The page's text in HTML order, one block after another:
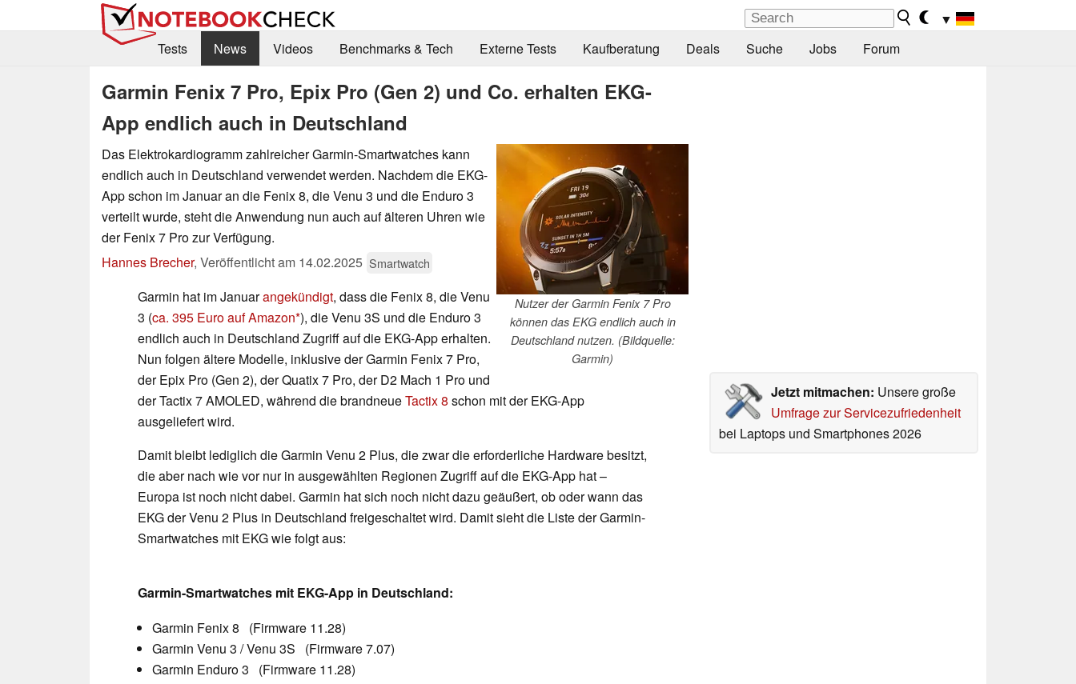
▼
Tests
News Videos Benchmarks & Tech Externe Tests Kaufberatung Deals Suche Jobs Forum
Garmin Fenix 7 Pro, Epix Pro (Gen 2) und Co. erhalten EKG-
App endlich auch in Deutschland
Nutzer der Garmin Fenix 7 Pro
können das EKG endlich auch in
Deutschland nutzen. (Bildquelle:
Garmin)
Das Elektrokardiogramm zahlreicher Garmin-Smartwatches kann
endlich auch in Deutschland verwendet werden. Nachdem die EKG-
App schon im Januar an die Fenix 8, die Venu 3 und die Enduro 3
verteilt wurde, steht die Anwendung nun auch auf älteren Uhren wie
der Fenix 7 Pro zur Verfügung.
Hannes Brecher, Veröffentlicht am 14.02.2025 Smartwatch
Jetzt mitmachen: Unsere große
Umfrage zur Servicezufriedenheit
bei Laptops und Smartphones 2026
Garmin hat im Januarangekündigt, dass die Fenix 8, die Venu
3 (ca. 395 Euro auf Amazon ), die Venu 3S und die Enduro 3
endlich auch in Deutschland Zugriff auf die EKG-App erhalten.
Nun folgen ältere Modelle, inklusive der Garmin Fenix 7 Pro,
der Epix Pro (Gen 2), der Quatix 7 Pro, der D2 Mach 1 Pro und
der Tactix 7 AMOLED, während die brandneueTactix 8 schon mit der EKG-App
ausgeliefert wird.
Damit bleibt lediglich die Garmin Venu 2 Plus, die zwar die erforderliche Hardware besitzt,
die aber nach wie vor nur in ausgewählten Regionen Zugriff auf die EKG-App hat –
Europa ist noch nicht dabei. Garmin hat sich noch nicht dazu geäußert, ob oder wann das
EKG der Venu 2 Plus in Deutschland freigeschaltet wird. Damit sieht die Liste der Garmin-
Smartwatches mit EKG wie folgt aus:
Garmin-Smartwatches mit EKG-App in Deutschland:
Garmin Fenix 8 (Firmware 11.28)
Garmin Venu 3 / Venu 3S (Firmware 7.07)
Garmin Enduro 3 (Firmware 11.28)